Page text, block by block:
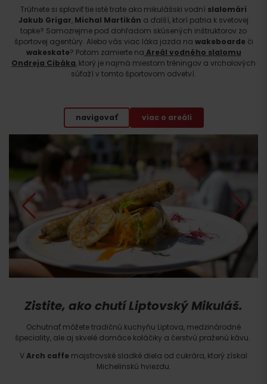
Trúfnete si splaviť tie isté trate ako mikulášski vodní slalomári
Jakub Grigar, Michal Martikán a ďalší, ktorí patria k svetovej
topke? Samozrejme pod dohľadom skúsených inštruktorov zo
športovej agentúry. Alebo vás viac láka jazda na wakeboarde či
wakeskate? Potom zamierte na Areál vodného slalomu
Ondreja Cibáka, ktorý je najmä miestom tréningov a vrcholových
súťaží v tomto športovom odvetví.
navigovať viac o areáli
Zistite, ako chutí Liptovský Mikuláš.
Ochutnať môžete tradičnú kuchyňu Liptova, medzinárodné
špeciality, ale aj skvelé domáce koláčiky a čerstvú praženú kávu.
VArch caffe majstrovské sladké diela od cukrára, ktorý získal
Michelinskú hviezdu.